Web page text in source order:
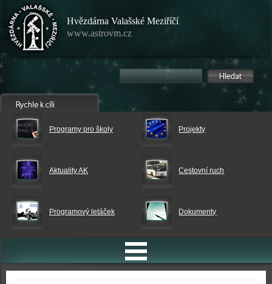
Hvězdárna Valašské Meziříčí
www.astrovm.cz
Programy pro školy Projekty
Aktuality AK Cestovní ruch
Programový letáček Dokumenty